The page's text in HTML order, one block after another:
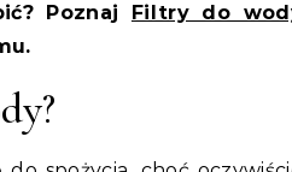
Poznaj Filtry do